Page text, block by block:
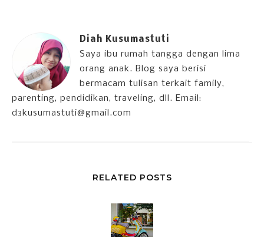
Diah Kusumastuti
Saya ibu rumah tangga dengan lima
orang anak. Blog saya berisi
bermacam tulisan terkait family,
parenting, pendidikan, traveling, dll. Email:
d3kusumastuti@gmail.com
RELATED POSTS